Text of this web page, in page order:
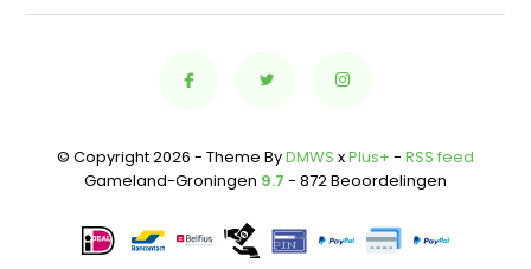
© Copyright 2026 - Theme ByDMWS xPlus+ - RSS feed
Gameland-Groningen 9.7 - 872 Beoordelingen